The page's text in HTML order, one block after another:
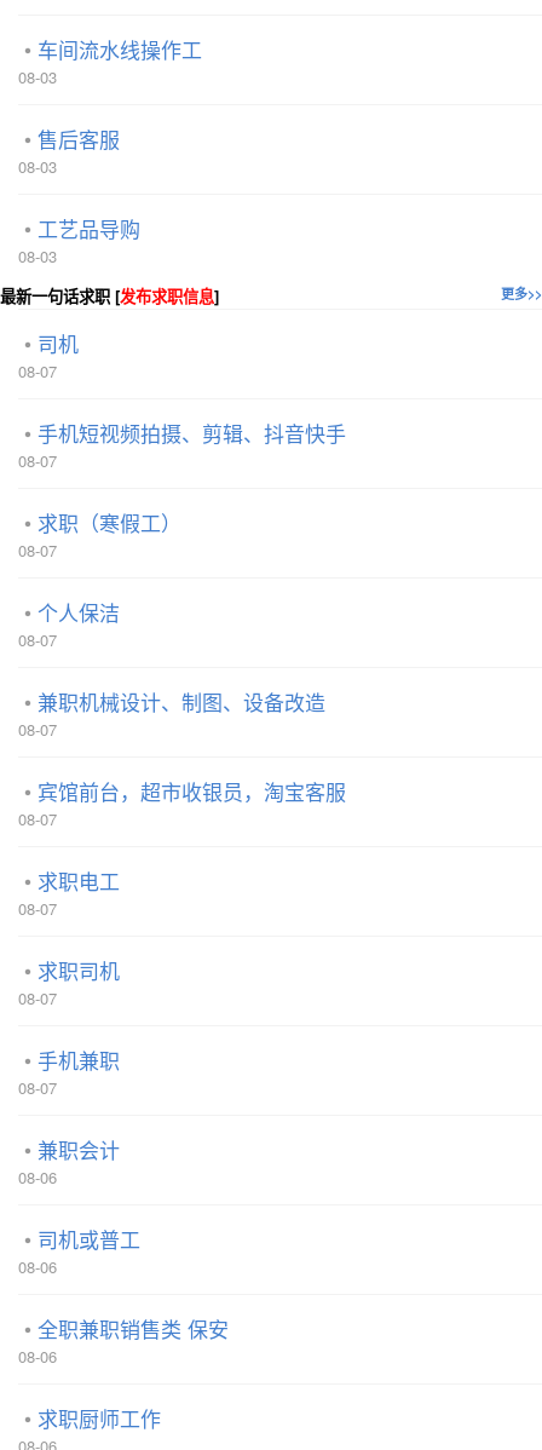
车间流水线操作工
08-03
售后客服
08-03
工艺品导购
08-03
更多>>
最新一句话求职 [发布求职信息]
司机
08-07
手机短视频拍摄、剪辑、抖音快手
08-07
求职（寒假工）
08-07
个人保洁
08-07
兼职机械设计、制图、设备改造
08-07
宾馆前台，超市收银员，淘宝客服
08-07
求职电工
08-07
求职司机
08-07
手机兼职
08-07
兼职会计
08-06
司机或普工
08-06
全职兼职销售类 保安
08-06
求职厨师工作